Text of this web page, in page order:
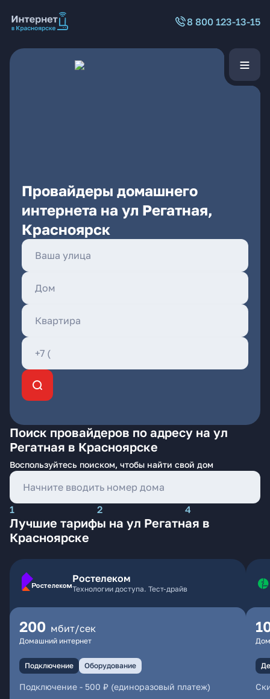
8 800 123-13-15
Провайдеры домашнего
интернета на ул Регатная,
Красноярск
Поиск провайдеров по адресу на ул
Регатная в Красноярске
Воспользуйтесь поиском, чтобы найти свой дом
1 2 4
Лучшие тарифы на ул Регатная в
Красноярске
Ростелеком
Технологии доступа. Тест-драйв
200 мбит/сек
Домашний интернет
Подключение Оборудование
Подключение - 500 ₽ (единоразовый платеж)